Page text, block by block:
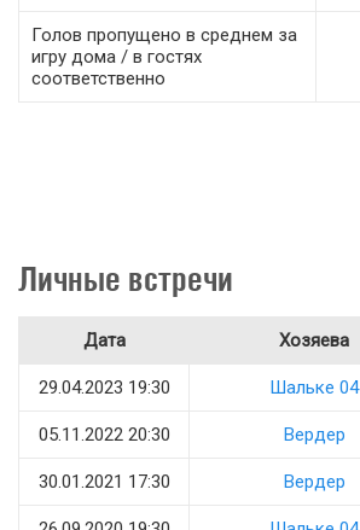
Голов пропущено в среднем за
игру дома / в гостях
соответственно
Личные встречи
Дата Хозяева
29.04.2023 19:30 Шальке 04
05.11.2022 20:30 Вердер
30.01.2021 17:30 Вердер